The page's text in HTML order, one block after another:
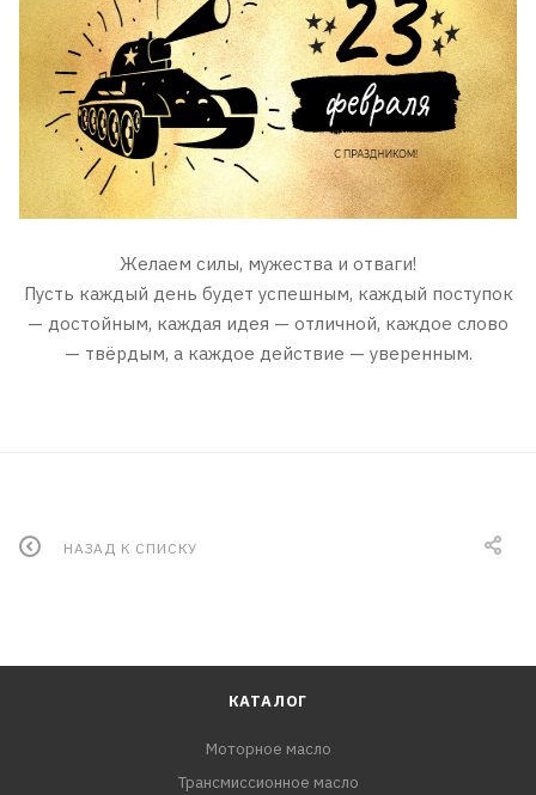
Желаем силы, мужества и отваги!
Пусть каждый день будет успешным, каждый поступок
— достойным, каждая идея — отличной, каждое слово
— твёрдым, а каждое действие — уверенным.
НАЗАД К СПИСКУ
КАТАЛОГ
Моторное масло
Трансмиссионное масло